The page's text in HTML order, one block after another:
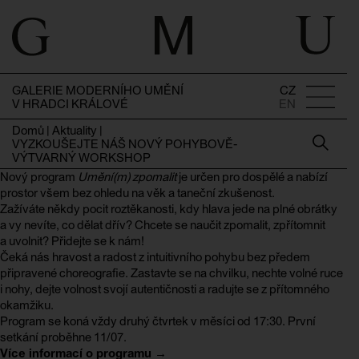
GALERIE MODERNÍHO UMĚNÍ
V HRADCI KRÁLOVÉ
CZ
EN
Domů | Aktuality |
VYZKOUŠEJTE NÁŠ NOVÝ POHYBOVĚ-
VÝTVARNÝ WORKSHOP
Nový program Umění(m) zpomalitje určen pro dospělé a nabízí
prostor všem bez ohledu na věk a taneční zkušenost.
Zažíváte někdy pocit roztěkanosti, kdy hlava jede na plné obrátky
a vy nevíte, co dělat dřív? Chcete se naučit zpomalit, zpřítomnit
a uvolnit? Přidejte se k nám!
Čeká nás hravost a radost z intuitivního pohybu bez předem
připravené choreografie. Zastavte se na chvilku, nechte volné ruce
i nohy, dejte volnost svojí autentičnosti a radujte se z přítomného
okamžiku.
Program se koná vždy druhý čtvrtek v měsíci od 17:30. První
setkání proběhne 11/07.
Více informací o programu →